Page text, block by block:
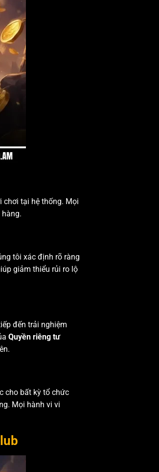
chơi tại hệ thống. Mọi
tôi xác định rõ ràng
giảm thiểu rủi ro lộ
đến trải nghiệm
Quyền riêng tư
cho bất kỳ tổ chức
Mọi hành vi vi